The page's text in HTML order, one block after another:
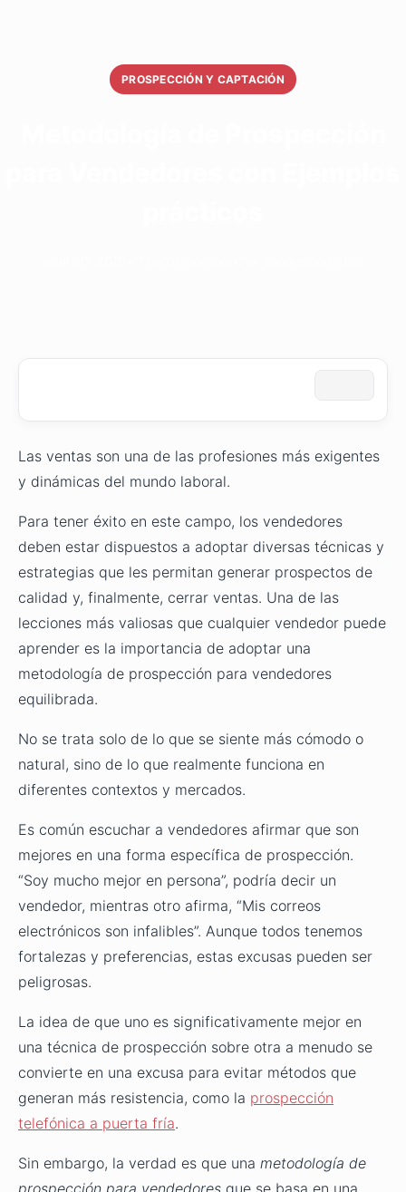
PROSPECCIÓN Y CAPTACIÓN
Las ventas son una de las profesiones más exigentes
y dinámicas del mundo laboral.
Para tener éxito en este campo, los vendedores
deben estar dispuestos a adoptar diversas técnicas y
estrategias que les permitan generar prospectos de
calidad y, finalmente, cerrar ventas. Una de las
lecciones más valiosas que cualquier vendedor puede
aprender es la importancia de adoptar una
metodología de prospección para vendedores
equilibrada.
No se trata solo de lo que se siente más cómodo o
natural, sino de lo que realmente funciona en
diferentes contextos y mercados.
Es común escuchar a vendedores afirmar que son
mejores en una forma específica de prospección.
“Soy mucho mejor en persona”, podría decir un
vendedor, mientras otro afirma, “Mis correos
electrónicos son infalibles”. Aunque todos tenemos
fortalezas y preferencias, estas excusas pueden ser
peligrosas.
La idea de que uno es significativamente mejor en
una técnica de prospección sobre otra a menudo se
convierte en una excusa para evitar métodos que
generan más resistencia, como la prospección
telefónica a puerta fría.
Sin embargo, la verdad es que una metodología de
prospección para vendedores que se basa en una